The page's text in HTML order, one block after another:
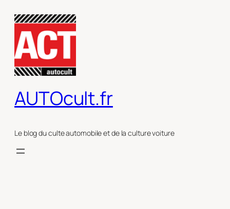
contenu
AUTOcult.fr
Le blog du culte automobile et de la culture voiture